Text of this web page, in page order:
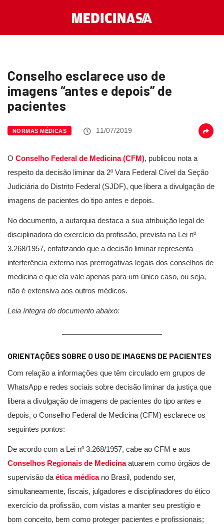
Conselho esclarece uso de
imagens “antes e depois” de
pacientes
NORMAS MÉDICAS 11/07/2019
O Conselho Federal de Medicina (CFM), publicou nota a
respeito da decisão liminar da 2º Vara Federal Cível da Seção
Judiciária do Distrito Federal (SJDF), que libera a divulgação de
imagens de pacientes do tipo antes e depois.
No documento, a autarquia destaca a sua atribuição legal de
disciplinadora do exercício da profissão, prevista na Lei nº
3.268/1957, enfatizando que a decisão liminar representa
interferência externa nas prerrogativas legais dos conselhos de
medicina e que ela vale apenas para um único caso, ou seja,
não é extensiva aos outros médicos.
Leia íntegra do documento abaixo:
ORIENTAÇÕES SOBRE O USO DE IMAGENS DE PACIENTES
Com relação a informações que têm circulado em grupos de
WhatsApp e redes sociais sobre decisão liminar da justiça que
libera a divulgação de imagens de pacientes do tipo antes e
depois, o Conselho Federal de Medicina (CFM) esclarece os
seguintes pontos:
De acordo com a Lei nº 3.268/1957, cabe ao CFM e aos
Conselhos Regionais de Medicinaatuarem como órgãos de
supervisão da ética médicano Brasil, podendo ser,
simultaneamente, fiscais, julgadores e disciplinadores do ético
exercício da profissão, com vistas a manter seu prestígio e
bom conceito, bem como proteger pacientes e profissionais;